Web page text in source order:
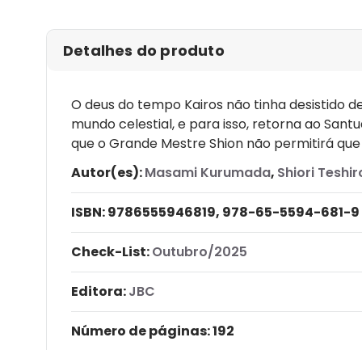
Detalhes do produto
O deus do tempo Kairos não tinha desistido
mundo celestial, e para isso, retorna ao
que o Grande Mestre Shion não permitirá
Autor(es):Masami Kurumada, Shiori
ISBN:9786555946819, 978-65-5594-681-9
Check-List:Outubro/2025
Editora:JBC
Número de páginas: 192